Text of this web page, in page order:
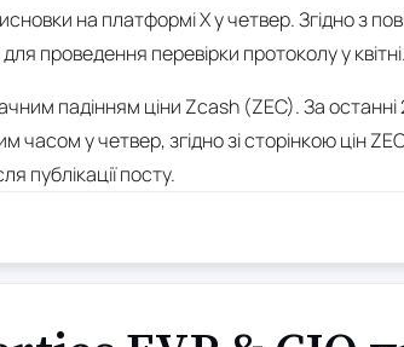
на платформі X у четвер. Згідно з
проведення перевірки протоколу у квітні.
падінням ціни Zcash (ZEC). За
часом у четвер, згідно зі сторінкою цін
публікації посту.